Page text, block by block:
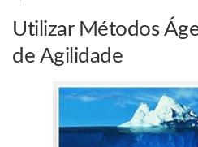
Utilizar Métodos
de Agilidade